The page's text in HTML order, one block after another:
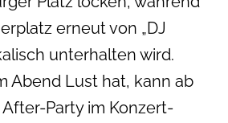
erneut von „DJ
unterhalten wird.
Abend Lust hat, kann ab
After-Party im Konzert-